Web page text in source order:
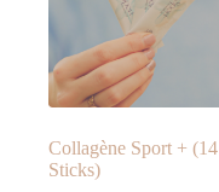
Collagène Sport + (14
Sticks)